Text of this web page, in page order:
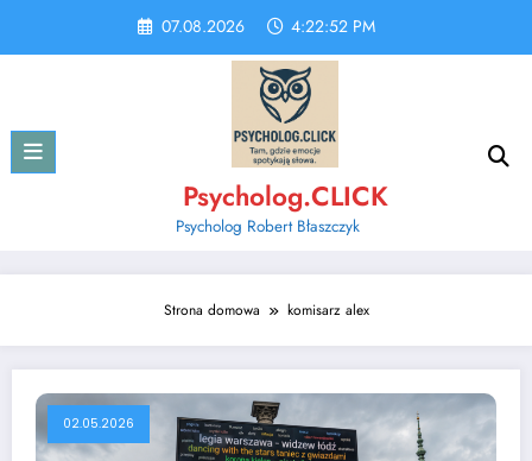
content
07.08.2026 4:22:52 PM
Psycholog.CLICK
Psycholog Robert Błaszczyk
Strona domowa komisarz alex
02.05.2026